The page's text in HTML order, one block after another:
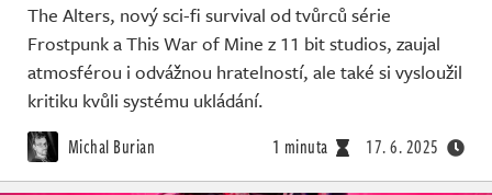
The Alters, nový sci-fi survival od tvůrců série
Frostpunk a This War of Mine z 11 bit studios, zaujal
atmosférou i odvážnou hratelností, ale také si vysloužil
kritiku kvůli systému ukládání.
Michal Burian 1 minuta 17. 6. 2025